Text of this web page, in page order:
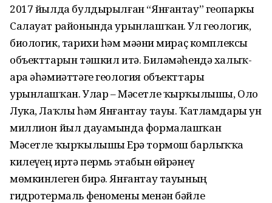
2017 йылда булдырылған “Янғантау” геопаркы
Салауат районында урынлашҡан. Ул геологик,
биологик, тарихи һәм мәҙәни мираҫ комплексы
объекттарын тәшкил итә. Биләмәһендә халыҡ-
ара әһәмиәттәге геология объекттары
урынлашҡан. Улар – Мәсетле ҡырҡылышы, Оло
Лука, Лаҡлы һәм Янғантау тауы. Ҡатламдары ун
миллион йыл дауамында формалашҡан
Мәсетле ҡырҡылышы Ерҙә тормош барлыҡҡа
килеүҙең иртә пермь этабын өйрәнеү
мөмкинлеген бирә. Янғантау тауының
гидротермаль феномены менән бәйле